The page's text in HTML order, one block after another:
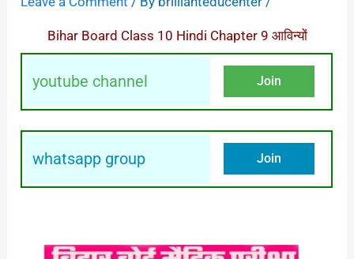
Bihar Board Class 10 Hindi Chapter 9 आविन्यों
youtube channel Join
whatsapp group Join